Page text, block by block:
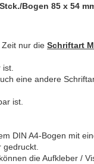
Bogen 85 x 54
nur die Schriftart
eine andere
ist.
DIN A4-Bogen mit
die Aufkleber /